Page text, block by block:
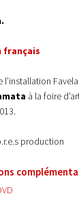
français
l’installation
à la foire
production